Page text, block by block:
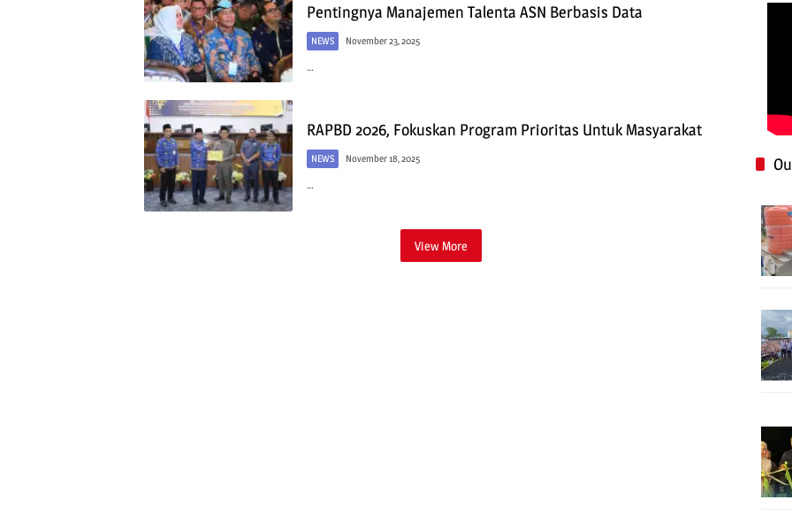
Pentingnya Manajemen Talenta ASN Berbasis Data
NEWS November 23, 2025
…
RAPBD 2026, Fokuskan Program Prioritas Untuk Masyarakat
NEWS November 18, 2025
…
View More